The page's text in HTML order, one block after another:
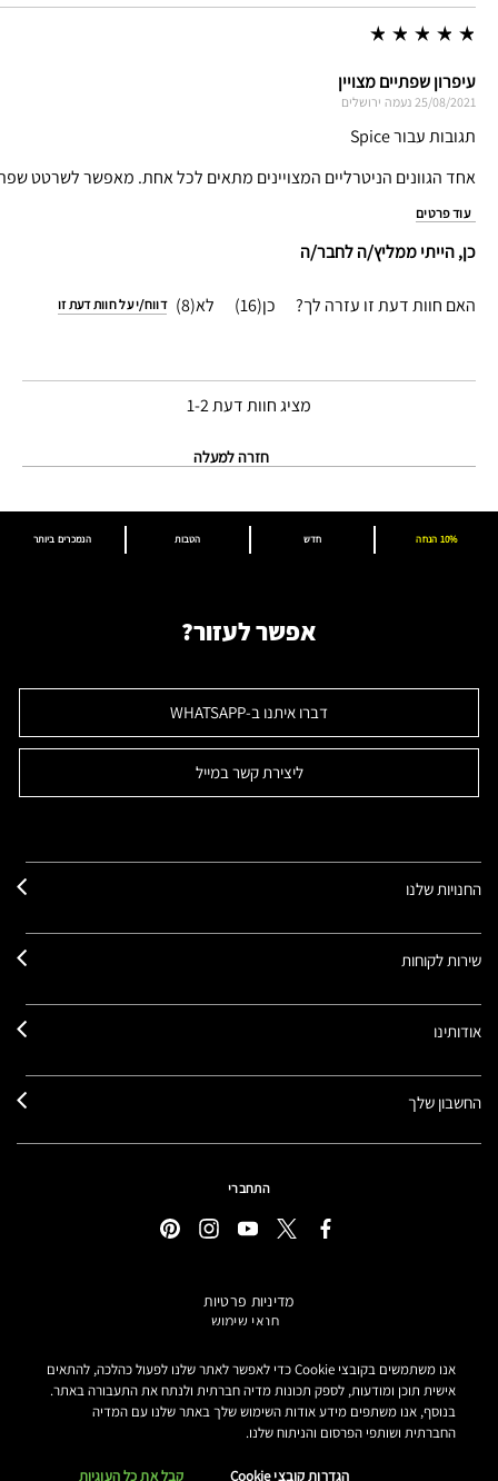
עיפרון שפתיים מצויין
25/08/2021 נעמה ירושלים
תגובות עבור Spice
אחד הגוונים הניטרליים המצויינים מתאים לכל אחת. מאפשר לשרטט
עוד פרטים
כן, הייתי ממליץ/ה לחבר/ה
האם חוות דעת זו עזרה לך? 16
8 דווח/י על חוות דעת זו
מציג חוות דעת1-2
חזרה למעלה
הנמכרים ביותר הטבות חדש 10% הנחה
אפשר לעזור?
דברו איתנו ב-WHATSAPP
ליצירת קשר במייל
החנויות שלנו
שירות לקוחות
אודותינו
החשבון שלך
התחברי
מדיניות פרטיות
תנאי שימוש
מידע על מוצרים מזוייפים
הגדרות קובצי COOKIE
MAKE-UP ART COSMETICS© מאק קוסמטיקס כל הזכויות שמורות.
הטקסטים מנוסחים באתר בלשון נקבה אך פונים לכל המגדרים
אנו משתמשים בקובצי Cookie כדי לאפשר לאתר שלנו לפעול כהלכה, להתאים
אישית תוכן ומודעות, לספק תכונות מדיה חברתית ולנתח את התעבורה באתר.
בנוסף, אנו משתפים מידע אודות השימוש שלך באתר שלנו עם המדיה
החברתית ושותפי הפרסום והניתוח שלנו.
הגדרות קובצי Cookie קבל את כל העוגיות